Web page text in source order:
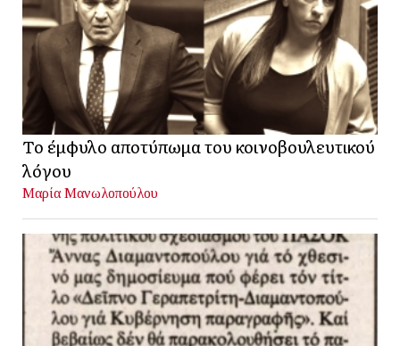
Το έμφυλο αποτύπωμα του κοινοβουλευτικού
λόγου
Μαρία Μανωλοπούλου